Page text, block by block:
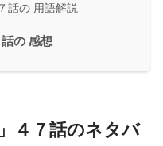
話の 用語解説
の 感想
４７話のネタバ